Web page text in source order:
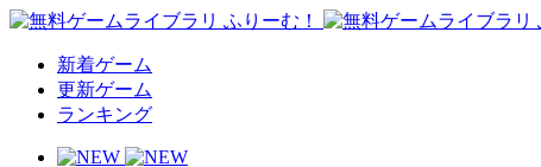
新着ゲーム
更新ゲーム
ランキング